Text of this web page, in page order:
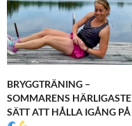
BRYGGTRÄNING –
SOMMARENS HÄRLIGASTE
SÄTT ATT HÅLLA IGÅNG PÅ